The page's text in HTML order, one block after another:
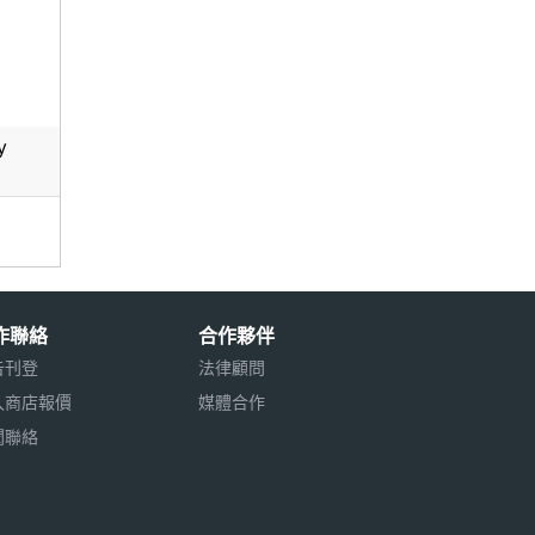
聯絡
刊登
商店報價
聯絡
合作夥伴
法律顧問
媒體合作